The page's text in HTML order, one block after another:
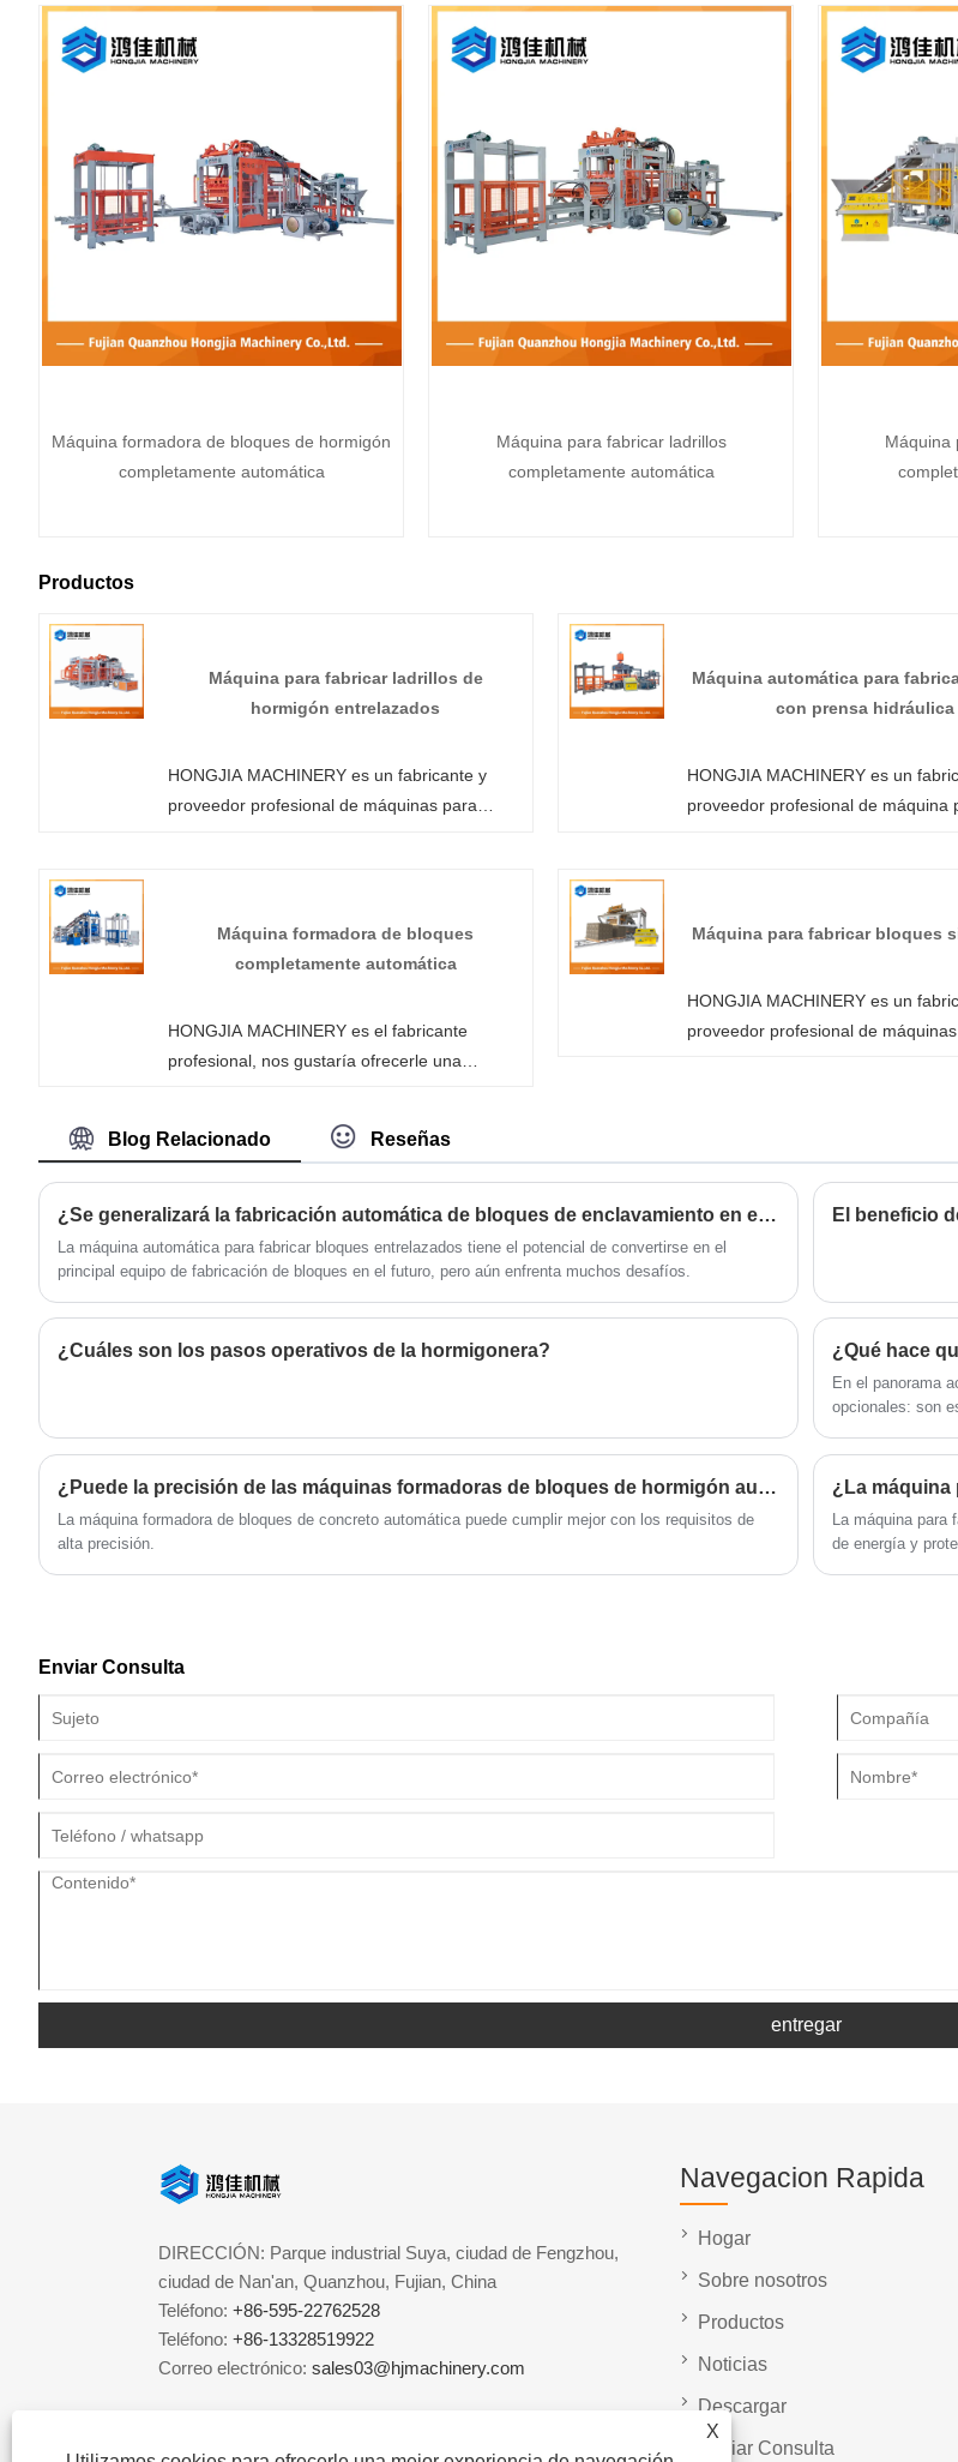
Máquina formadora de bloques de hormigón
completamente automática
Máquina para fabricar ladrillos
completamente automática
Máquina
Productos
Máquina para fabricar ladrillos de
hormigón entrelazados
HONGJIA MACHINERY es un fabricante y
proveedor profesional de máquinas para
fábrica y le ofreceremos el mejor servicio
postventa y entrega oportuna.
Máquina automática para
con prensa hidráulica
HONGJIA MACHINERY es un
proveedor profesional de máquina
bloques de ladrillos para moldeo de
Máquina formadora de bloques
completamente automática
HONGJIA MACHINERY es el fabricante
profesional, nos gustaría ofrecerle una
completamente automática (versión mejorada
personalizada) y le ofreceremos el mejor
servicio postventa y entrega oportuna.
Máquina para fabricar bloques
HONGJIA MACHINERY es un
proveedor profesional de
bloques en nuestra fábrica y
MACHINERY le ofrecerá el mejor
postventa y entrega oportuna.
Blog Relacionado Reseñas
¿Se generalizará la fabricación automática de bloques de enclavamiento en el futuro?
La máquina automática para fabricar bloques entrelazados tiene el potencial de convertirse en el
principal equipo de fabricación de bloques en el futuro, pero aún enfrenta muchos desafíos.
El beneficio
¿Cuáles son los pasos operativos de la hormigonera?
​En el panorama
opcionales: son
estabilizar la
especificaciones
manual y
diseñada para
¿Puede la precisión de las máquinas formadoras de bloques de hormigón automáticas cumplir con altos estándares?
La máquina formadora de bloques de concreto automática puede cumplir mejor con los requisitos de
alta precisión.
La máquina para
de energía y
Enviar Consulta
entregar
X
DIRECCIÓN: Parque industrial Suya, ciudad de Fengzhou,
ciudad de Nan'an, Quanzhou, Fujian, China
Teléfono: +86-595-22762528
Teléfono: +86-13328519922
Correo electrónico: sales03@hjmachinery.com
Navegacion Rapida
Hogar
Sobre nosotros
Productos
Noticias
Descargar
Enviar Consulta